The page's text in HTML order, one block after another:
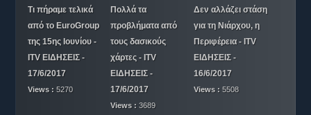
Τι πήραμε τελικά
από το EuroGroup
της 15ης Ιουνίου -
ITV ΕΙΔΗΣΕΙΣ -
17/6/2017
Views : 5270
Πολλά τα
προβλήματα από
τους δασικούς
χάρτες - ITV
ΕΙΔΗΣΕΙΣ -
17/6/2017
Views :3689
Δεν αλλάζει στάση
για τη Νιάρχου, η
Περιφέρεια - ITV
ΕΙΔΗΣΕΙΣ -
16/6/2017
Views : 5508